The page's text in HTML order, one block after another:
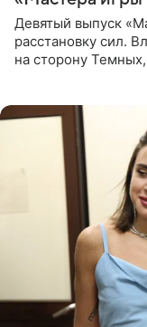
Девятый выпуск
расстановку сил.
на сторону